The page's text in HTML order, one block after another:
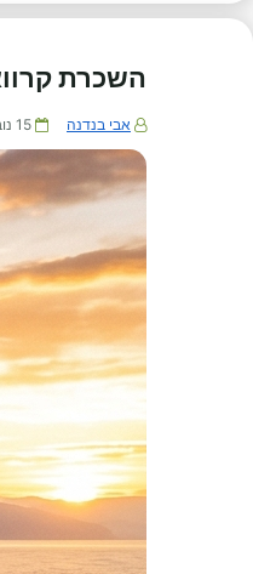
השכרת
אבי בנדנה 15 נוב 2023